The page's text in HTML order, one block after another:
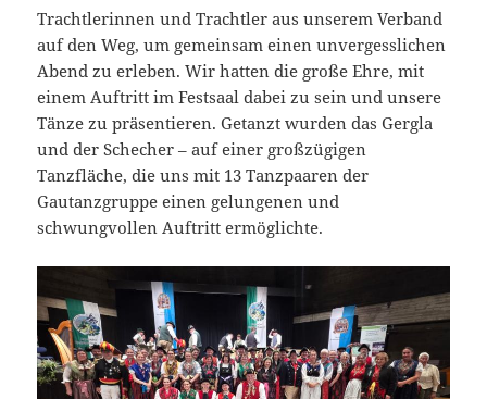
Trachtlerinnen und Trachtler aus unserem Verband
auf den Weg, um gemeinsam einen unvergesslichen
Abend zu erleben. Wir hatten die große Ehre, mit
einem Auftritt im Festsaal dabei zu sein und unsere
Tänze zu präsentieren. Getanzt wurden das Gergla
und der Schecher – auf einer großzügigen
Tanzfläche, die uns mit 13 Tanzpaaren der
Gautanzgruppe einen gelungenen und
schwungvollen Auftritt ermöglichte.